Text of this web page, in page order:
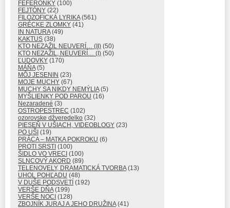
FEFERÓNKY (100)
FEJTÓNY (22)
FILOZOFICKÁ LYRIKA(561)
GRÉCKE ZLOMKY (41)
IN NATURA(49)
KAKTUS (38)
KTO NEZAŽIL NEUVERÍ… (II) (50)
KTO NEZAŽIL, NEUVERÍ… (I) (50)
ĽUDOVKY (170)
MÁŇA(5)
MÔJ JESENIN (23)
MOJE MUCHY (67)
MUCHY SA NIKDY NEMÝLIA(5)
MYŠLIENKY POD PAROU (16)
Nezaradené (3)
OSTROPESTREC (102)
ozorovske džveredelko (32)
PIESEŇ V UŠIACH, VIDEOBLOGY (23)
PO UŠI (19)
PRÁCA – MATKA POKROKU (6)
PROTI SRSTI (100)
ŠIDLO VO VRECI (100)
SLNCOVÝ AKORD (89)
TELENOVELY, DRAMATICKÁ TVORBA(13)
UHOL POHĽADU (48)
V DUŠE PODSVETÍ (192)
VERŠE DŇA(199)
VERŠE NOCI (128)
ZBOJNÍK JURAJ A JEHO DRUŽINA(41)